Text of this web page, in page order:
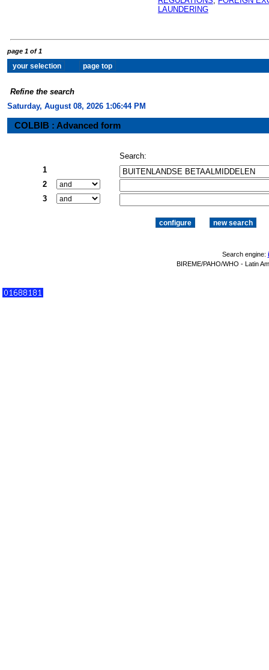
LAUNDERING
page 1 of 1
Refine the search
Saturday, August 08, 2026 1:06:44 PM
COLBIB : Advanced form
Search:
1
2
3
Search engine:
BIREME/PAHO/WHO - Latin